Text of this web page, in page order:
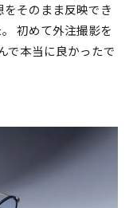
そのまま反映でき
初めて外注撮影を
で本当に良かったで